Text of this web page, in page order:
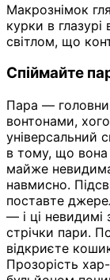
Макрознімок
курки в глазурі
світлом, що
Спіймайте
Пара —
вонтонами,
універсальний
в тому, що вона
майже
навмисно.
поставте
— і ці невидимі
стрічки пари.
відкриєте
Прозорість